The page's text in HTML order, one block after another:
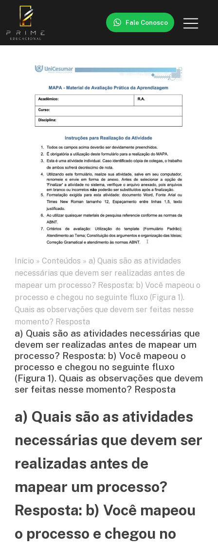
Fale Conosco
Início » Conteúdos » a) Quais são as atividades
necessárias que devem ser realizadas antes de
mapear um processo? Resposta: b) Você mapeou o
processo e chegou no seguinte fluxo (Figura 1).
Quais as observações que devem ser feitas nesse
momento? Resposta
a) Quais são as atividades necessárias que
devem ser realizadas antes de mapear um
processo? Resposta: b) Você mapeou o
processo e chegou no seguinte fluxo
(Figura 1). Quais as observações que devem
ser feitas nesse momento? Resposta
a) Quais são as atividades
necessárias que devem ser
realizadas antes de
mapear um processo?
Resposta: b) Você mapeou
o processo e chegou no